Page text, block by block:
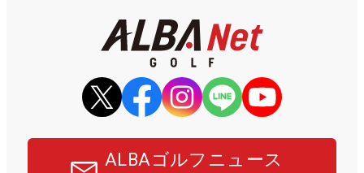
ALBAゴルフニュース